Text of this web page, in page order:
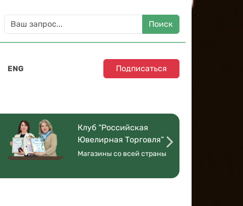
ENG Подписаться
Клуб “Российская
Ювелирная Торговля”
Магазины со всей страны